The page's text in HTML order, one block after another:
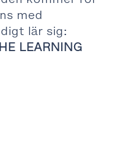
med
lär sig:
LEARNING